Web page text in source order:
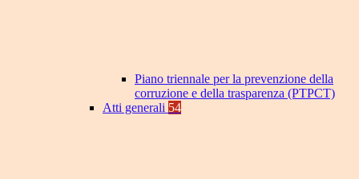
Piano triennale per la prevenzione della
corruzione e della trasparenza (PTPCT)
Atti generali 54